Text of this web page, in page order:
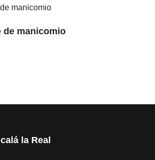
de manicomio
la Real